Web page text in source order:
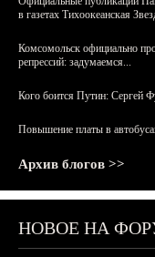
в газетах Тихоокеанская
Комсомольск официально
репрессий: задумаемся...
Кого боится Путин: Сергей
Повышение платы в
Архив блогов >>
НОВОЕ НА